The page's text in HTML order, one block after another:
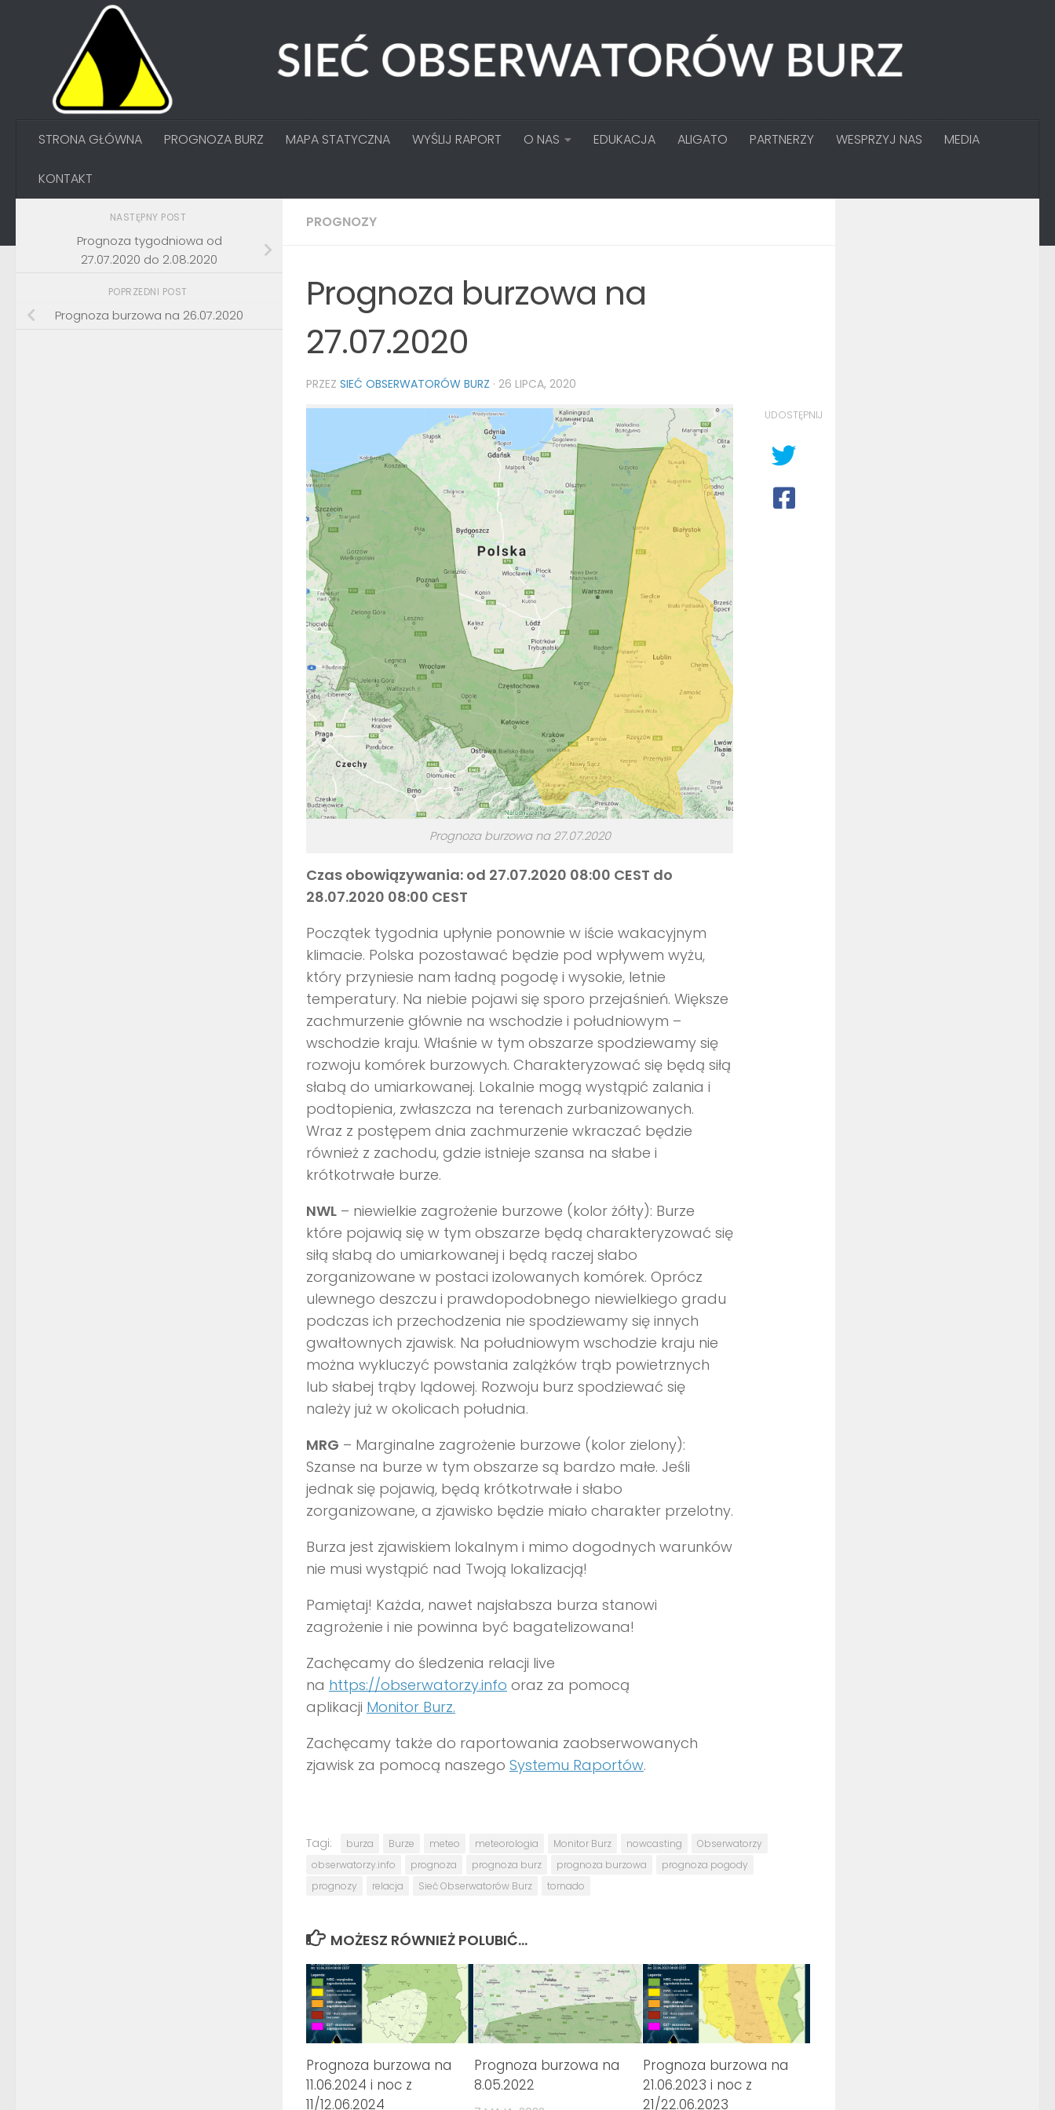
Przejdź do treści
STRONA GŁÓWNA PROGNOZA BURZ MAPA STATYCZNA WYŚLIJ RAPORT O NAS EDUKACJA ALIGATO PARTNERZY WESPRZYJ NAS MEDIA
KONTAKT
PROGNOZY
Prognoza burzowa na
27.07.2020
PRZEZ SIEĆ OBSERWATORÓW BURZ · 26 LIPCA, 2020
Prognoza burzowa na 27.07.2020
Czas obowiązywania: od 27.07.2020 08:00 CEST do
28.07.2020 08:00 CEST
Początek tygodnia upłynie ponownie w iście wakacyjnym
klimacie. Polska pozostawać będzie pod wpływem wyżu,
który przyniesie nam ładną pogodę i wysokie, letnie
temperatury. Na niebie pojawi się sporo przejaśnień. Większe
zachmurzenie głównie na wschodzie i południowym –
wschodzie kraju. Właśnie w tym obszarze spodziewamy się
rozwoju komórek burzowych. Charakteryzować się będą siłą
słabą do umiarkowanej. Lokalnie mogą wystąpić zalania i
podtopienia, zwłaszcza na terenach zurbanizowanych.
Wraz z postępem dnia zachmurzenie wkraczać będzie
również z zachodu, gdzie istnieje szansa na słabe i
krótkotrwałe burze.
NWL – niewielkie zagrożenie burzowe (kolor żółty): Burze
które pojawią się w tym obszarze będą charakteryzować się
siłą słabą do umiarkowanej i będą raczej słabo
zorganizowane w postaci izolowanych komórek. Oprócz
ulewnego deszczu i prawdopodobnego niewielkiego gradu
podczas ich przechodzenia nie spodziewamy się innych
gwałtownych zjawisk. Na południowym wschodzie kraju nie
można wykluczyć powstania zalążków trąb powietrznych
lub słabej trąby lądowej. Rozwoju burz spodziewać się
należy już w okolicach południa.
MRG – Marginalne zagrożenie burzowe (kolor zielony):
Szanse na burze w tym obszarze są bardzo małe. Jeśli
jednak się pojawią, będą krótkotrwałe i słabo
zorganizowane, a zjawisko będzie miało charakter przelotny.
Burza jest zjawiskiem lokalnym i mimo dogodnych warunków
nie musi wystąpić nad Twoją lokalizacją!
Pamiętaj! Każda, nawet najsłabsza burza stanowi
zagrożenie i nie powinna być bagatelizowana!
Zachęcamy do śledzenia relacji live
na https://obserwatorzy.info oraz za pomocą
aplikacji Monitor Burz.
Zachęcamy także do raportowania zaobserwowanych
zjawisk za pomocą naszego Systemu Raportów.
UDOSTĘPNIJ
Tagi: burza Burze meteo meteorologia Monitor Burz nowcasting
Obserwatorzy
obserwatorzy.info
prognoza prognoza burz prognoza burzowa
prognoza pogody
prognozy
relacja Sieć Obserwatorów Burz tornado
MOŻESZ RÓWNIEŻ POLUBIĆ…
Prognoza burzowa na
11.06.2024 i noc z
11/12.06.2024
Prognoza burzowa na
8.05.2022
Prognoza burzowa na
21.06.2023 i noc z
21/22.06.2023
NASTĘPNY POST
Prognoza tygodniowa od
27.07.2020 do 2.08.2020
POPRZEDNI POST
Prognoza burzowa na 26.07.2020